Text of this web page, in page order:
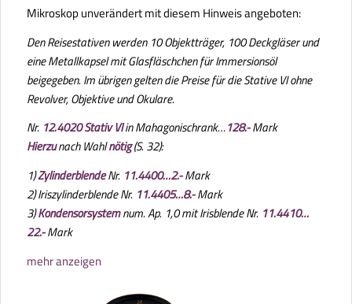
Mikroskop unverändert mit diesem Hinweis angeboten:
Den Reisestativen werden 10 Objektträger, 100 Deckgläser und
eine Metallkapsel mit Glasfläschchen für Immersionsöl
beigegeben. Im übrigen gelten die Preise für die Stative VI ohne
Revolver, Objektive und Okulare.
Nr. 12.4020 Stativ VIin Mahagonischrank…128.-Mark
Hierzunach Wahlnötig(S. 32):
1)ZylinderblendeNr. 11.4400…2.-Mark
2) Iriszylinderblende Nr. 11.4405…8.-Mark
3)Kondensorsystemnum. Ap. 1,0 mit Irisblende Nr. 11.4410…
22.-Mark
mehr anzeigen